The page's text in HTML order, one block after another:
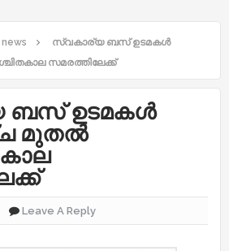
സ്വകാര്യ ബസ് ഉടമകൾ
സമരത്തിലേക്ക്
ബസ് ഉടമകൾ
മുതൽ
Leave A Reply